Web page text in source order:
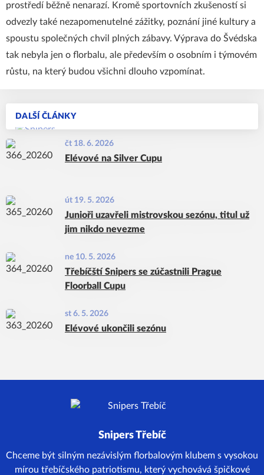
DALŠÍ ČLÁNKY
čt 18. 6. 2026
Elévové na Silver Cupu
út 19. 5. 2026
Junioři uzavřeli mistrovskou sezónu, titul už
jim nikdo nevezme
ne 10. 5. 2026
Třebíčští Snipers se zúčastnili Prague
Floorball Cupu
st 6. 5. 2026
Elévové ukončili sezónu
prostředí běžně nenarazí. Kromě sportovních zkušeností si
odvezly také nezapomenutelné zážitky, poznání jiné kultury a
spoustu společných chvil plných zábavy. Výprava do Švédska
tak nebyla jen o florbalu, ale především o osobním i týmovém
růstu, na který budou všichni dlouho vzpomínat.
Snipers Třebíč
Chceme být silným nezávislým florbalovým klubem s vysokou
mírou třebíčského patriotismu, který vychovává špičkové